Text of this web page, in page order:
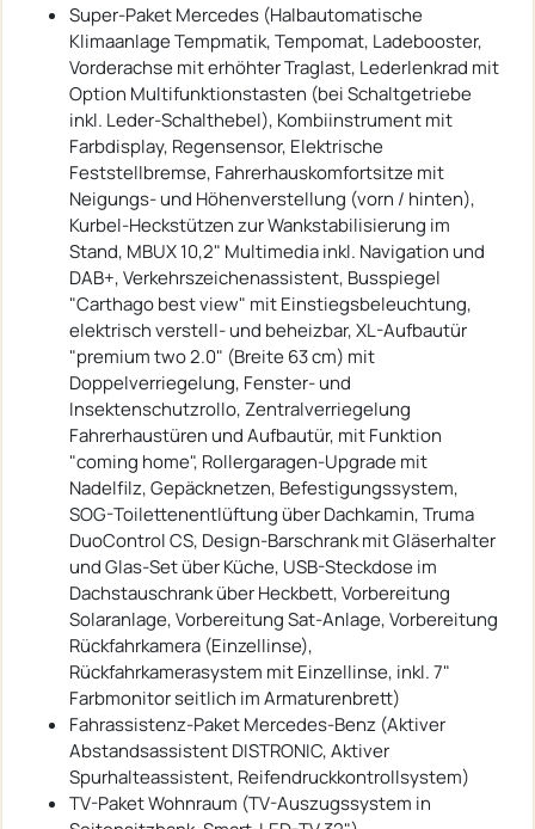
Super-Paket Mercedes (Halbautomatische
Klimaanlage Tempmatik, Tempomat, Ladebooster,
Vorderachse mit erhöhter Traglast, Lederlenkrad mit
Option Multifunktionstasten (bei Schaltgetriebe
inkl. Leder-Schalthebel), Kombiinstrument mit
Farbdisplay, Regensensor, Elektrische
Feststellbremse, Fahrerhauskomfortsitze mit
Neigungs- und Höhenverstellung (vorn / hinten),
Kurbel-Heckstützen zur Wankstabilisierung im
Stand, MBUX 10,2" Multimedia inkl. Navigation und
DAB+, Verkehrszeichenassistent, Busspiegel
"Carthago best view" mit Einstiegsbeleuchtung,
elektrisch verstell- und beheizbar, XL-Aufbautür
"premium two 2.0" (Breite 63 cm) mit
Doppelverriegelung, Fenster- und
Insektenschutzrollo, Zentralverriegelung
Fahrerhaustüren und Aufbautür, mit Funktion
"coming home", Rollergaragen-Upgrade mit
Nadelfilz, Gepäcknetzen, Befestigungssystem,
SOG-Toilettenentlüftung über Dachkamin, Truma
DuoControl CS, Design-Barschrank mit Gläserhalter
und Glas-Set über Küche, USB-Steckdose im
Dachstauschrank über Heckbett, Vorbereitung
Solaranlage, Vorbereitung Sat-Anlage, Vorbereitung
Rückfahrkamera (Einzellinse),
Rückfahrkamerasystem mit Einzellinse, inkl. 7"
Farbmonitor seitlich im Armaturenbrett)
Fahrassistenz-Paket Mercedes-Benz (Aktiver
Abstandsassistent DISTRONIC, Aktiver
Spurhalteassistent, Reifendruckkontrollsystem)
TV-Paket Wohnraum (TV-Auszugssystem in